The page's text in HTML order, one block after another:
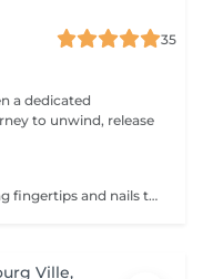
35
to unwind, release
A light, sensory touch treatment using fingertips and nails to promote deep relaxation, stress relief and overall well-being. This soothing touch complements conventional massage by gently stimulating the nervous system and enhancing calmness. 1 zone you can chose: Head Back Arms 3 zones is Head Back Arms.